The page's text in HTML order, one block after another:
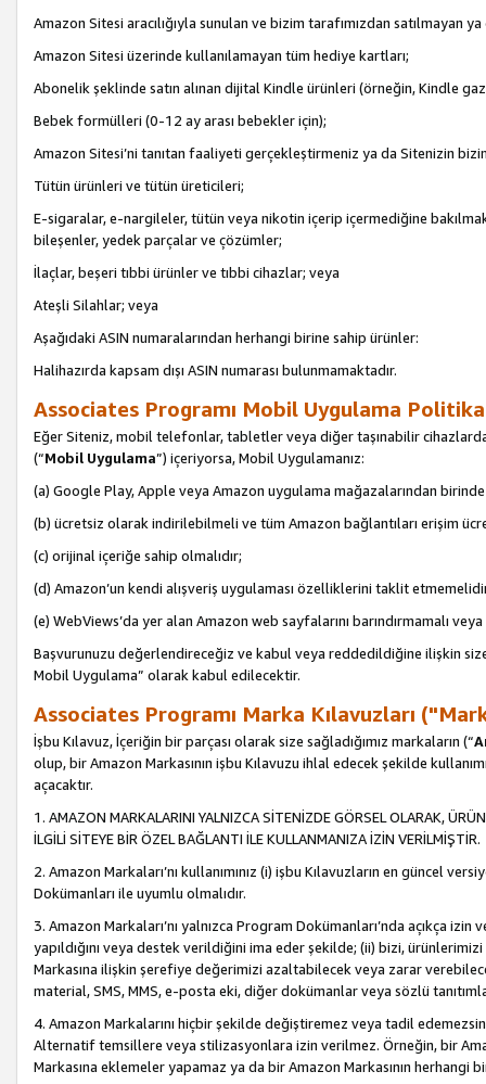
Amazon Sitesi aracılığıyla sunulan ve bizim tarafımızdan satılmayan
Amazon Sitesi üzerinde kullanılamayan tüm hediye kartları;
Abonelik şeklinde satın alınan dijital Kindle ürünleri (örneğin, Kindle
Bebek formülleri (0-12 ay arası bebekler için);
Amazon Sitesi’ni tanıtan faaliyeti gerçekleştirmeniz ya da Sitenizin
Tütün ürünleri ve tütün üreticileri;
E-sigaralar, e-nargileler, tütün veya nikotin içerip içermediğine
bileşenler, yedek parçalar ve çözümler;
İlaçlar, beşeri tıbbi ürünler ve tıbbi cihazlar; veya
Ateşli Silahlar; veya
Aşağıdaki ASIN numaralarından herhangi birine sahip ürünler:
Halihazırda kapsam dışı ASIN numarası bulunmamaktadır.
Associates Programı Mobil Uygulama
Eğer Siteniz, mobil telefonlar, tabletler veya diğer taşınabilir
(“Mobil Uygulama”) içeriyorsa, Mobil Uygulamanız:
(a) Google Play, Apple veya Amazon uygulama mağazalarından birinde
(b) ücretsiz olarak indirilebilmeli ve tüm Amazon bağlantıları erişim
(c) orijinal içeriğe sahip olmalıdır;
(d) Amazon’un kendi alışveriş uygulaması özelliklerini taklit
(e) WebViews’da yer alan Amazon web sayfalarını barındırmamalı
Başvurunuzu değerlendireceğiz ve kabul veya reddedildiğine ilişkin
Mobil Uygulama” olarak kabul edilecektir.
Associates Programı Marka Kılavuzları
İşbu Kılavuz, İçeriğin bir parçası olarak size sağladığımız markaların (“
olup, bir Amazon Markasının işbu Kılavuzu ihlal edecek şekilde
açacaktır.
1. AMAZON MARKALARINI YALNIZCA SİTENİZDE GÖRSEL OLARAK,
İLGİLİ SİTEYE BİR ÖZEL BAĞLANTI İLE KULLANMANIZA İZİN VERİLMİŞTİR.
2. Amazon Markaları’nı kullanımınız (i) işbu Kılavuzların en güncel
Dokümanları ile uyumlu olmalıdır.
3. Amazon Markaları’nı yalnızca Program Dokümanları’nda açıkça
yapıldığını veya destek verildiğini ima eder şekilde; (ii) bizi,
Markasına ilişkin şerefiye değerimizi azaltabilecek veya zarar
material, SMS, MMS, e-posta eki, diğer dokümanlar veya sözlü
4. Amazon Markalarını hiçbir şekilde değiştiremez veya tadil
Alternatif temsillere veya stilizasyonlara izin verilmez. Örneğin, bir
Markasına eklemeler yapamaz ya da bir Amazon Markasının herhangi